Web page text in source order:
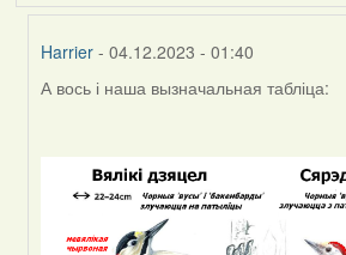
Harrier - 04.12.2023 - 01:40
In
Peregrinus
А вось і наша вызначальная табліца: